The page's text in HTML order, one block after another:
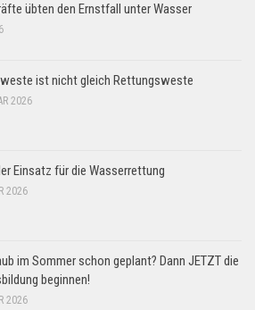
übten den Ernstfall unter Wasser
ist nicht gleich Rettungsweste
2026
Einsatz für die Wasserrettung
2026
im Sommer schon geplant? Dann JETZT die
beginnen!
2026